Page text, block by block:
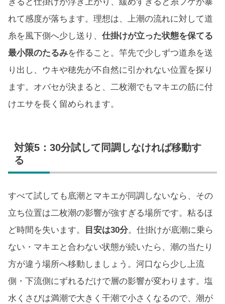
れて感度が落ちます。理想は、上潮の流れに対して道
糸を風下側へ少し送り、 仕掛けが立った状態を保てる
最小限のたるみを作ること。竿先で少しずつ道糸を送
り出し、ウキや穂先が不自然に引かれない位置を探り
ます。オバセが決まると、二枚潮でもマキエの筋に付
けエサを長く留められます。
対策5：30分試して同調しなければ移動す
る
すべて試しても底潮とマキエが同調しないなら、その
立ち位置は二枚潮の影響が強すぎる場所です。粘るほ
ど時間を失います。
目安は30分。仕掛けが底潮に乗ら
ない・マキエと合わない状態が続いたら、潮の当たり
方が違う場所へ移動しましょう。河口なら少し上流
側・下流側にずれるだけで層の影響が変わります。塩
水くさびは満潮で大きく干潮で小さくなるので、潮が